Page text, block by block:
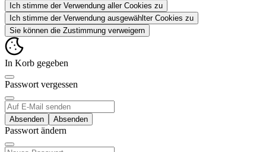
Ich stimme der Verwendung aller Cookies zu
Ich stimme der Verwendung ausgewählter Cookies zu
Sie können die Zustimmung verweigern
In Korb gegeben
Passwort vergessen
Absenden
Passwort ändern